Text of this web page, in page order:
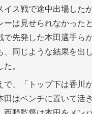
イス戦で途中出場した
ーは見せられなかった
で先発した本田選手ら
、同じような結果を出
。
で、「トップ下は香川
田はベンチに置いて活